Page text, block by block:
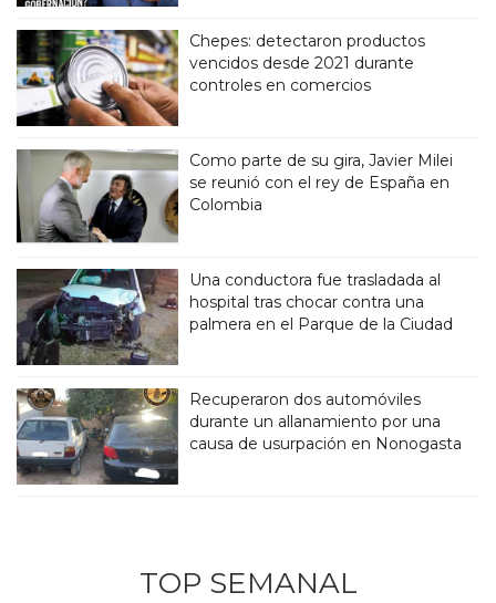
Chepes: detectaron productos
vencidos desde 2021 durante
controles en comercios
Como parte de su gira, Javier Milei
se reunió con el rey de España en
Colombia
Una conductora fue trasladada al
hospital tras chocar contra una
palmera en el Parque de la Ciudad
Recuperaron dos automóviles
durante un allanamiento por una
causa de usurpación en Nonogasta
TOP SEMANAL